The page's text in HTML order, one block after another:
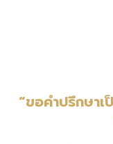
“ขอคำปรึกษา